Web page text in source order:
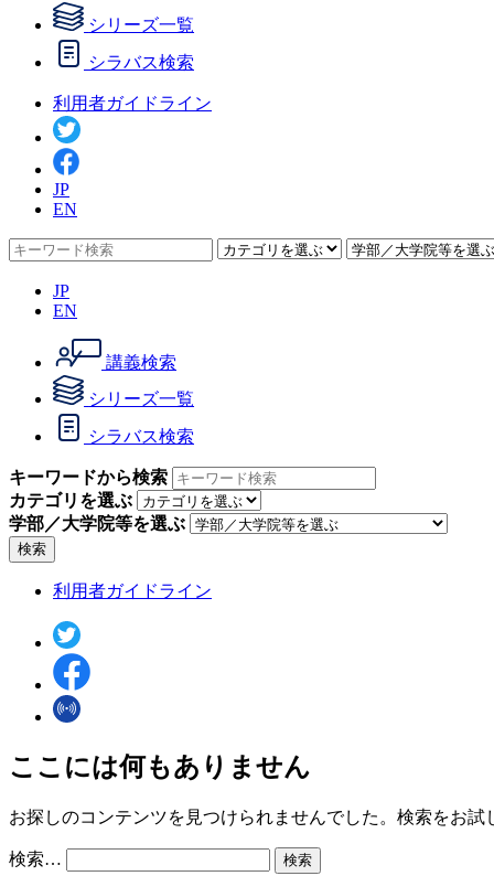
シリーズ一覧
シラバス検索
利用者ガイドライン
JP
EN
JP
EN
講義検索
シリーズ一覧
シラバス検索
キーワードから検索
カテゴリを選ぶ
学部／大学院等を選ぶ
検索
利用者ガイドライン
ここには何もありません
お探しのコンテンツを見つけられませんでした。検索をお試
検索…